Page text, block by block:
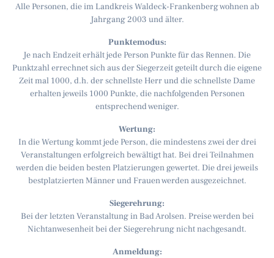
Alle Personen, die im Landkreis Waldeck-Frankenberg wohnen ab
Jahrgang 2003 und älter.
Punktemodus:
Je nach Endzeit erhält jede Person Punkte für das Rennen. Die
Punktzahl errechnet sich aus der Siegerzeit geteilt durch die eigene
Zeit mal 1000, d.h. der schnellste Herr und die schnellste Dame
erhalten jeweils 1000 Punkte, die nachfolgenden Personen
entsprechend weniger.
Wertung:
In die Wertung kommt jede Person, die mindestens zwei der drei
Veranstaltungen erfolgreich bewältigt hat. Bei drei Teilnahmen
werden die beiden besten Platzierungen gewertet. Die drei jeweils
bestplatzierten Männer und Frauen werden ausgezeichnet.
Siegerehrung:
Bei der letzten Veranstaltung in Bad Arolsen. Preise werden bei
Nichtanwesenheit bei der Siegerehrung nicht nachgesandt.
Anmeldung: